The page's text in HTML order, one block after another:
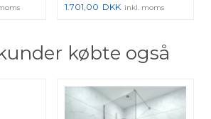
1.701,00 DKK inkl. moms
købte også